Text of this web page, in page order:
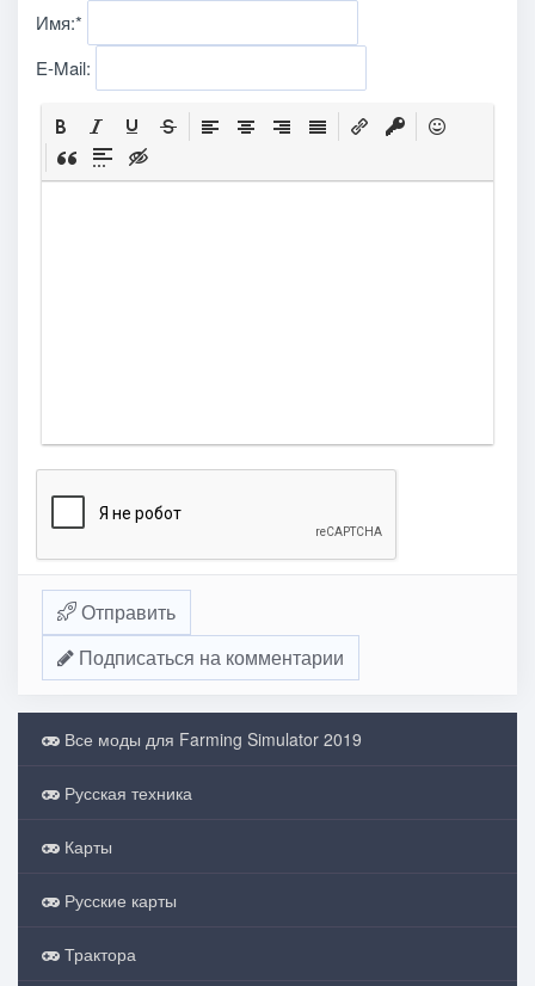
Имя:*
E-Mail:
Отправить
Подписаться на комментарии
Все моды для Farming Simulator 2019
Русская техника
Карты
Русские карты
Трактора